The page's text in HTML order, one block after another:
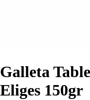
Galleta
Eliges 150gr